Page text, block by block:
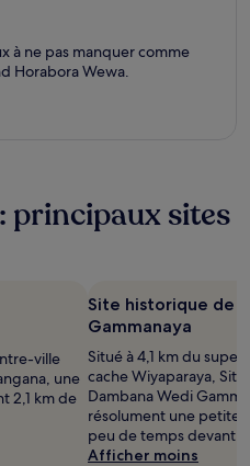
à ne pas manquer comme
Horabora Wewa.
principaux sites
ville
une
2,1 km de
Site historique de
Gammanaya
Situé à 4,1 km du
cache Wiyaparaya,
Dambana Wedi
résolument une petite
peu de temps devant
Afficher moins